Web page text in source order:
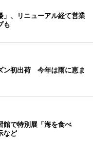
」、リニューアル経て営業
も
ン初出荷 今年は雨に恵ま
館で特別展「海を食べ
など